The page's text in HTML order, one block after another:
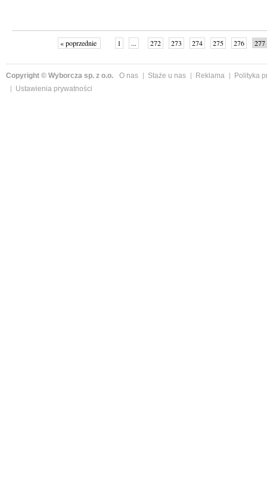
« poprzednie 1 ... 272 273 274 275 276 277
Copyright © Wyborcza sp. z o.o. O nas Staże u nas Reklama
Polityka
Ustawienia prywatności